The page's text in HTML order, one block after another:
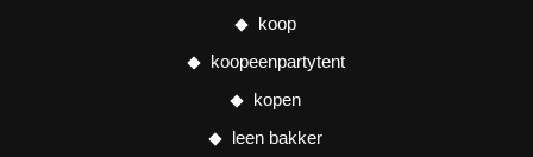
koop
koopeenpartytent
kopen
leen bakker